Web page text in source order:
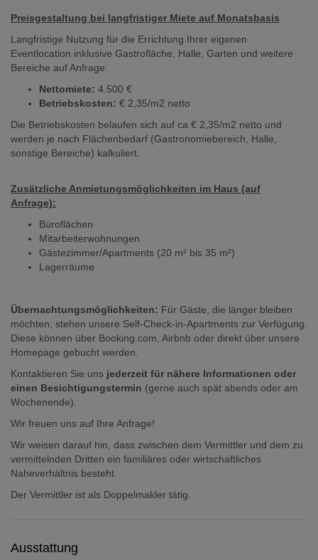
Preisgestaltung bei langfristiger Miete auf Monatsbasis
Langfristige Nutzung für die Errichtung Ihrer eigenen
Eventlocation inklusive Gastrofläche, Halle, Garten und weitere
Bereiche auf Anfrage:
Nettomiete: 4.500 €
Betriebskosten: € 2,35/m2 netto
Die Betriebskosten belaufen sich auf ca € 2,35/m2 netto und
werden je nach Flächenbedarf (Gastronomiebereich, Halle,
sonstige Bereiche) kalkuliert.
Zusätzliche Anmietungsmöglichkeiten im Haus (auf
Anfrage):
Büroflächen
Mitarbeiterwohnungen
Gästezimmer/Apartments (20 m² bis 35 m²)
Lagerräume
Übernachtungsmöglichkeiten: Für Gäste, die länger bleiben
möchten, stehen unsere Self-Check-in-Apartments zur Verfügung.
Diese können über Booking.com, Airbnb oder direkt über unsere
Homepage gebucht werden.
Kontaktieren Sie uns jederzeit für nähere Informationen oder
einen Besichtigungstermin (gerne auch spät abends oder am
Wochenende).
Wir freuen uns auf Ihre Anfrage!
Wir weisen darauf hin, dass zwischen dem Vermittler und dem zu
vermittelnden Dritten ein familiäres oder wirtschaftliches
Naheverhältnis besteht.
Der Vermittler ist als Doppelmakler tätig.
Ausstattung